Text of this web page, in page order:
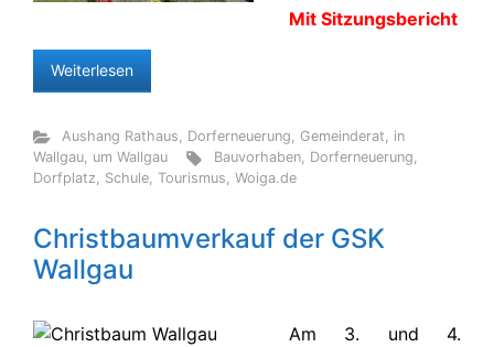
Mit Sitzungsbericht
Weiterlesen
Aushang Rathaus, Dorferneuerung, Gemeinderat, in
Wallgau, um Wallgau Bauvorhaben, Dorferneuerung,
Dorfplatz, Schule, Tourismus, Woiga.de
Christbaumverkauf der GSK
Wallgau
Am 3. und 4.